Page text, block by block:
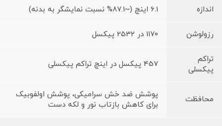
اندازه 6.1 اینچ (~87.1% نسبت نمایشگر به بدنه)
رزولوشن 1170 در 2532 پیکسل
تراکم
پیکسلی
457 پیکسل در اینچ تراکم پیکسلی
محافظت
پوشش ضد خش سرامیکی، پوشش اولفوبیک
برای کاهش بازتاب نور و لکه دست